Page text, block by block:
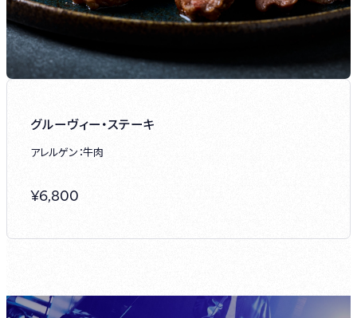
グルーヴィー・ステーキ
アレルゲン：牛肉
¥6,800